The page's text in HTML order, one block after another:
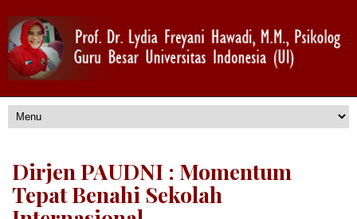
Dirjen PAUDNI : Momentum
Tepat Benahi Sekolah